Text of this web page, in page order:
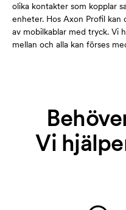
olika kontakter som kopplar
enheter. Hos Axon Profil
av mobilkablar med tryck. Vi
mellan och alla kan förses
Vi